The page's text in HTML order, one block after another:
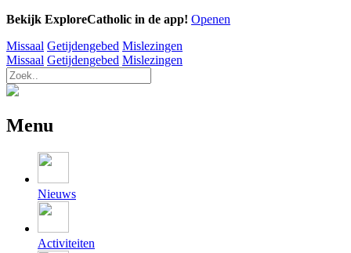
Bekijk ExploreCatholic in de app! Openen
Missaal Getijdengebed Mislezingen
Missaal Getijdengebed Mislezingen
Menu
Nieuws
Activiteiten